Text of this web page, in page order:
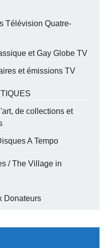
Télévision Quatre-
et Gay Globe TV
et émissions TV
de collections et
A Tempo
/ The Village in
Donateurs